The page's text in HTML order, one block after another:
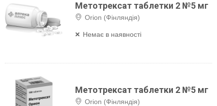
Метотрексат таблетки 2 №5 мг
Orion (Фінляндія)
Немає в наявності
Метотрексат таблетки 2 №5 мг
Orion (Фінляндія)